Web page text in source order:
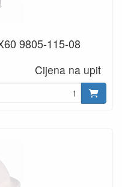
9805-115-08
Cijena na upit